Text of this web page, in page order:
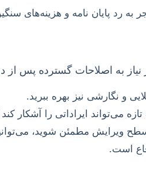
به اصلاحات گسترده پس از
و نگارشی نیز بهره ببرید.
می‌تواند ایراداتی را آشکار
ویرایش مطمئن شوید،
است.